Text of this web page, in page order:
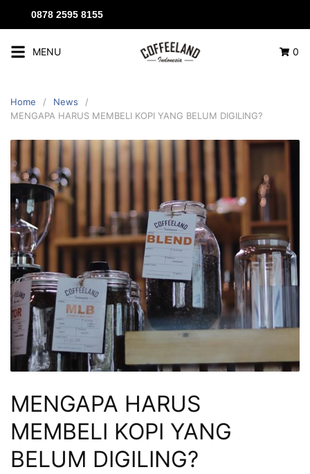
0878 2595 8155
MENU 0
Home
News
MENGAPA HARUS MEMBELI KOPI YANG BELUM DIGILING?
MENGAPA HARUS
MEMBELI KOPI YANG
BELUM DIGILING?